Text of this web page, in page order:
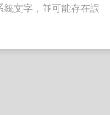
文字，並可能存在誤